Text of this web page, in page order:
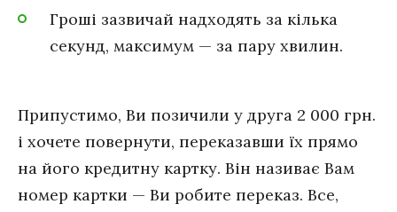
Гроші зазвичай надходять за кілька
секунд, максимум — за пару хвилин.
Припустимо, Ви позичили у друга 2 000 грн.
і хочете повернути, переказавши їх прямо
на його кредитну картку. Він називає Вам
номер картки — Ви робите переказ. Все,